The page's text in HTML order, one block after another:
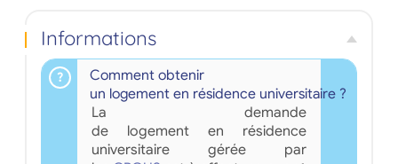
Informations
Comment obtenir
un logement en résidence universitaire ?
La demande
de logement en résidence
universitaire gérée par